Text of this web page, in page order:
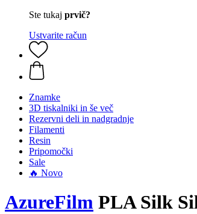
Ste tukaj prvič?
Ustvarite račun
Znamke
3D tiskalniki in še več
Rezervni deli in nadgradnje
Filamenti
Resin
Pripomočki
Sale
🔥 Novo
AzureFilm PLA Silk